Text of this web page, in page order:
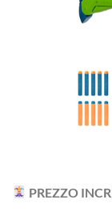
PREZZO